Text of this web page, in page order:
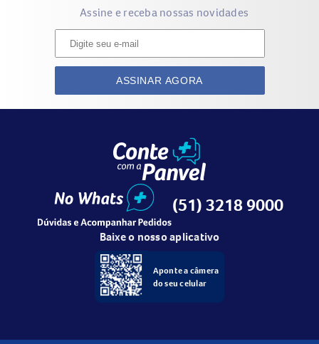
Assine e receba nossas novidades
ASSINAR AGORA
(51) 3218 9000
Baixe o nosso aplicativo
Aponte a câmera
do seu celular